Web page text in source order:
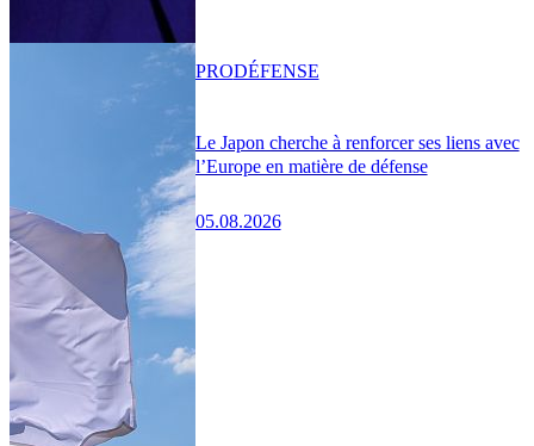
Le Japon cherche à renforcer ses liens avec
l’Europe en matière de défense
05.08.2026
PRODÉFENSE